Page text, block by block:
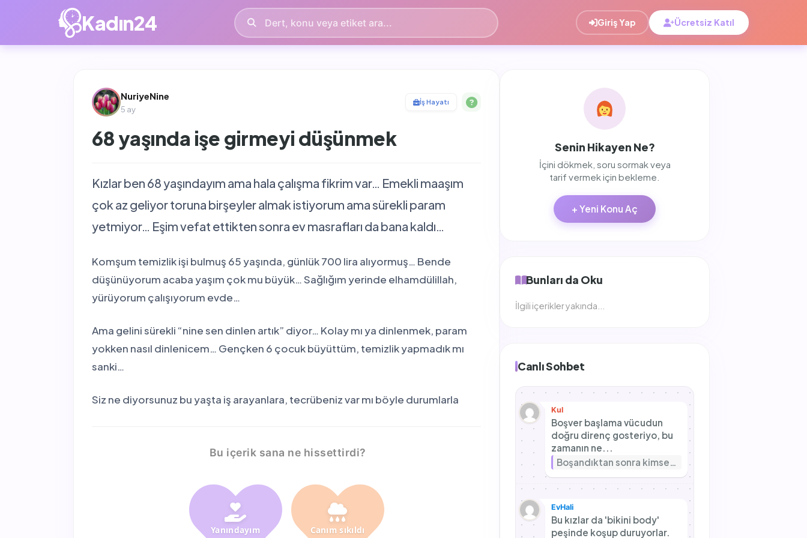
Kadın24 Giriş Yap Ücretsiz Katıl
NuriyeNine
5 ay
İş Hayatı
68 yaşında işe girmeyi düşünmek
Kızlar ben 68 yaşındayım ama hala çalışma fikrim var… Emekli maaşım
çok az geliyor toruna birşeyler almak istiyorum ama sürekli param
yetmiyor… Eşim vefat ettikten sonra ev masrafları da bana kaldı…
Komşum temizlik işi bulmuş 65 yaşında, günlük 700 lira alıyormuş… Bende
düşünüyorum acaba yaşım çok mu büyük… Sağlığım yerinde elhamdülillah,
yürüyorum çalışıyorum evde…
Ama gelini sürekli “nine sen dinlen artık” diyor… Kolay mı ya dinlenmek, param
yokken nasıl dinlenicem… Gençken 6 çocuk büyüttüm, temizlik yapmadık mı
sanki…
Siz ne diyorsunuz bu yaşta iş arayanlara, tecrübeniz var mı böyle durumlarla
Bu içerik sana ne hissettirdi?
Yanındayım Canım sıkıldı
Senin Hikayen Ne?
İçini dökmek, soru sormak veya
tarif vermek için bekleme.
+ Yeni Konu Aç
Bunları da Oku
İlgili içerikler yakında...
Canlı Sohbet
Kul
Boşver başlama vücudun
doğru direnç gosteriyo, bu
zamanın ne...
Boşandıktan sonra kimseyle birlikte olamıyorum, normal mi?
EvHali
Bu kızlar da 'bikini body'
peşinde koşup duruyorlar.